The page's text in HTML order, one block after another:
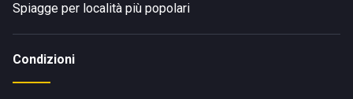
Spiagge per località più popolari
Condizioni